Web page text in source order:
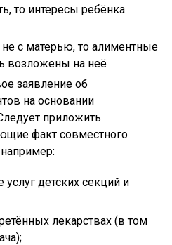
то интересы ребёнка
с матерью, то алиментные
возложены на неё
заявление об
на основании
приложить
факт совместного
услуг детских секций и
лекарствах (в том